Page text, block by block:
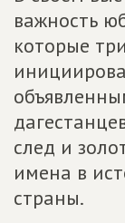
важность
которые
след и
имена в
страны.